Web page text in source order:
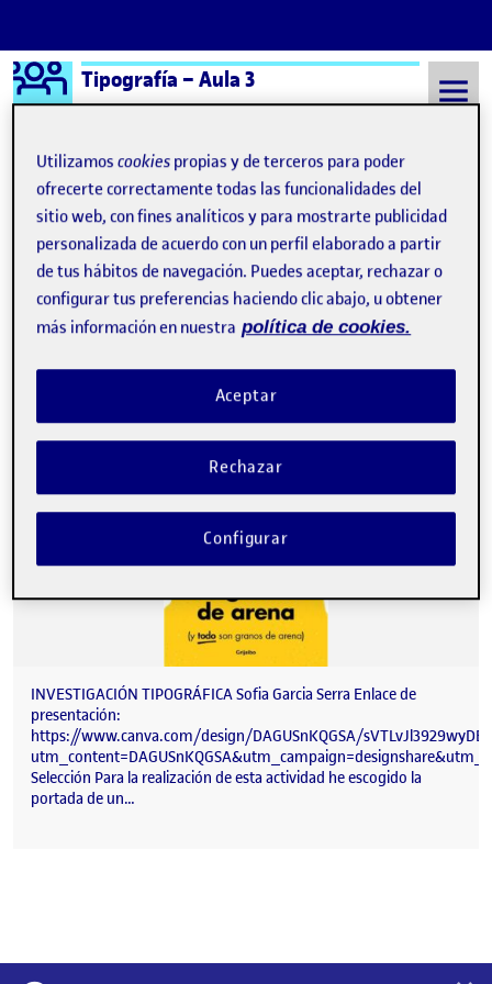
Saltar al contenido
Logo Ágora
Tipografía – Aula 3
Semestre 20241 - Aula 3 Sofia Garcia Serra
Sofia Garcia Serra
Publicado porPAC1 INVESTIGACIÓN TIPOGRÁFICA
Sofia Garcia Serra
Fecha de publicación24 octubre, 2024 9:26 pm
-comentario
INVESTIGACIÓN TIPOGRÁFICA Sofia Garcia Serra Enlace de
presentación:
https://www.canva.com/design/DAGUSnKQGSA/
Selección Para la realización de esta actividad he escogido la
portada de un…
Utilizamoscookies propias y de terceros para poder
ofrecerte correctamente todas las funcionalidades del
sitio web, con fines analíticos y para mostrarte publicidad
personalizada de acuerdo con un perfil elaborado a partir
de tus hábitos de navegación. Puedes aceptar, rechazar o
configurar tus preferencias haciendo clic abajo, u obtener
más información en nuestra política de cookies.
Rechazar
Aceptar
Configurar